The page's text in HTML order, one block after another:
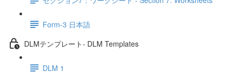
Form-3 日本語
DLMテンプレート- DLM Templates
DLM 1